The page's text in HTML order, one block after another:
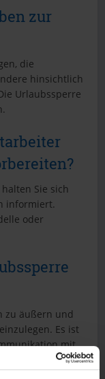
zur
die
hinsichtlich
Urlaubssperre
Sie sich
informiert.
oder
zu äußern und
Es ist
mit